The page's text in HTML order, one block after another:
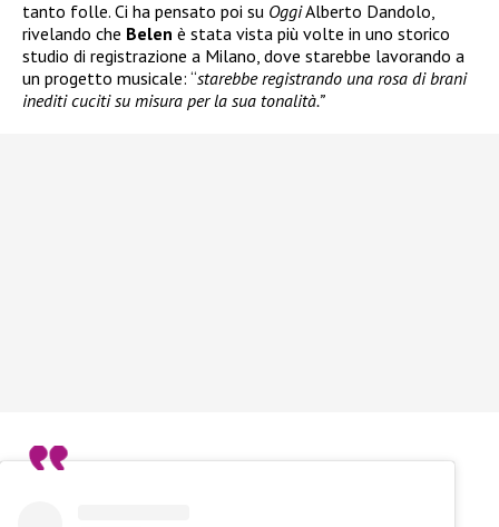
tanto folle. Ci ha pensato poi su OggiAlberto Dandolo,
rivelando che Belen è stata vista più volte in uno storico
studio di registrazione a Milano, dove starebbe lavorando a
un progetto musicale: “starebbe registrando una rosa di brani
inediti cuciti su misura per la sua tonalità.”